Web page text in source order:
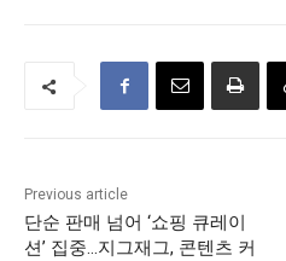
Previous article
단순 판매 넘어 ‘쇼핑 큐레이
션’ 집중…지그재그, 콘텐츠 커